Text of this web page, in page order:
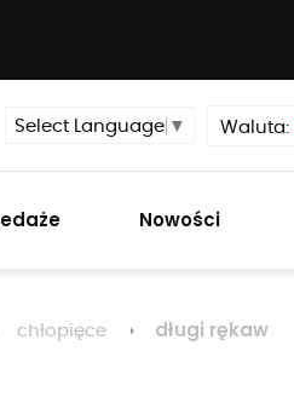
Select Language ▼ Waluta:
Nowości
chłopięce długi rękaw